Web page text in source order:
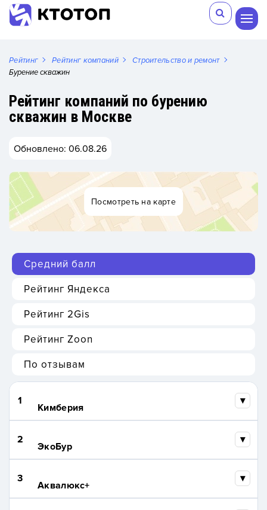
Рейтинг Рейтинг компаний
Строительство и ремонт
Бурение скважин
Рейтинг компаний по бурению
скважин в Москве
Обновлено: 06.08.26
Посмотреть на карте
Средний балл
Рейтинг Яндекса
Рейтинг 2Gis
Рейтинг Zoon
По отзывам
1
Кимберия
2
ЭкоБур
3
Аквалюкс+